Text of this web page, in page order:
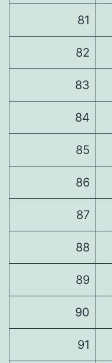
81
82
83
84
85
86
87
88
89
90
91